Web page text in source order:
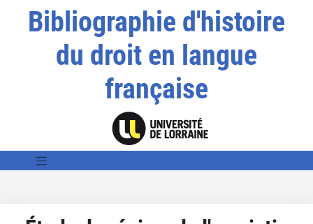
Bibliographie d'histoire
du droit en langue
française